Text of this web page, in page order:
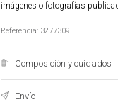
imágenes o fotografías
Referencia: 3277309
Composición y cuidados
Envío